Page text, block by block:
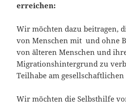
erreichen:
Wir möchten dazu beitragen,
von Menschen mit und ohne
von älteren Menschen und
Migrationshintergrund zu
Teilhabe am
Wir möchten die Selbsthilfe